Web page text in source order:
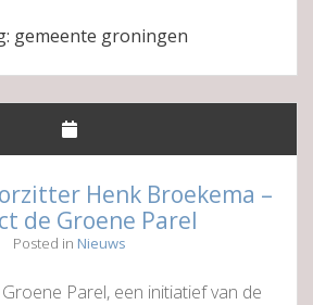
gemeente groningen
Henk Broekema –
de Groene Parel
Posted in Nieuws
Parel, een initiatief van de